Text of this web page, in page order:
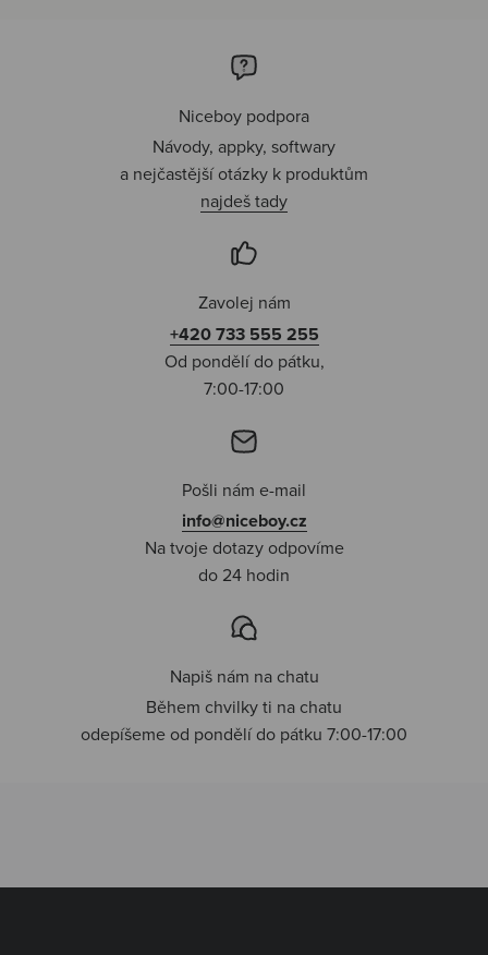
Niceboy podpora
Návody, appky, softwary
a nejčastější otázky k produktům
najdeš tady
Zavolej nám
+420 733 555 255
Od pondělí do pátku,
7:00-17:00
Pošli nám e-mail
info@niceboy.cz
Na tvoje dotazy odpovíme
do 24 hodin
Napiš nám na chatu
Během chvilky ti na chatu
odepíšeme od pondělí do pátku 7:00-17:00